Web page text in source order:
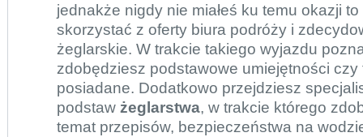
jednakże nigdy nie miałeś ku temu okazji
skorzystać z oferty biura podróży i
żeglarskie. W trakcie takiego wyjazdu
zdobędziesz podstawowe umiejętności
posiadane. Dodatkowo przejdziesz
podstaw żeglarstwa, w trakcie którego
temat przepisów, bezpieczeństwa na